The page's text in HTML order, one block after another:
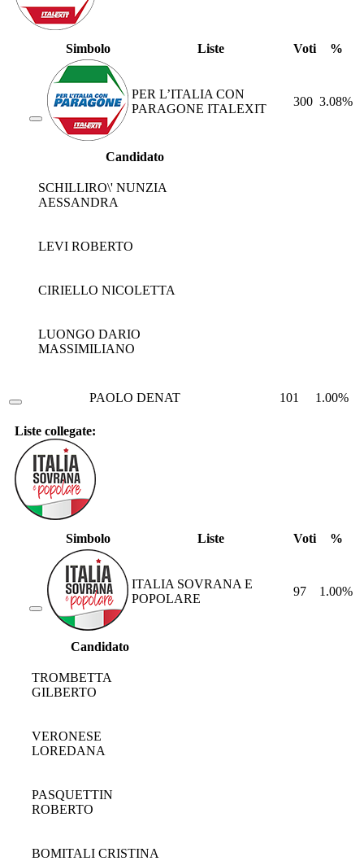
Simbolo Liste Voti %
PER L’ITALIA CON
PARAGONE ITALEXIT
300 3.08%
Candidato
SCHILLIRO\' NUNZIA
AESSANDRA
LEVI ROBERTO
CIRIELLO NICOLETTA
LUONGO DARIO
MASSIMILIANO
PAOLO DENAT 101 1.00%
Liste collegate:
Simbolo Liste Voti %
ITALIA SOVRANA E
POPOLARE
97 1.00%
Candidato
TROMBETTA
GILBERTO
VERONESE
LOREDANA
PASQUETTIN
ROBERTO
BOMITALI CRISTINA